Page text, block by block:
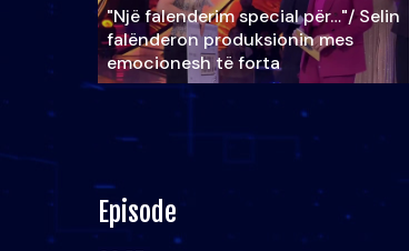
"Një falenderim special për…"/ Selin
falënderon produksionin mes
emocionesh të forta
Episode